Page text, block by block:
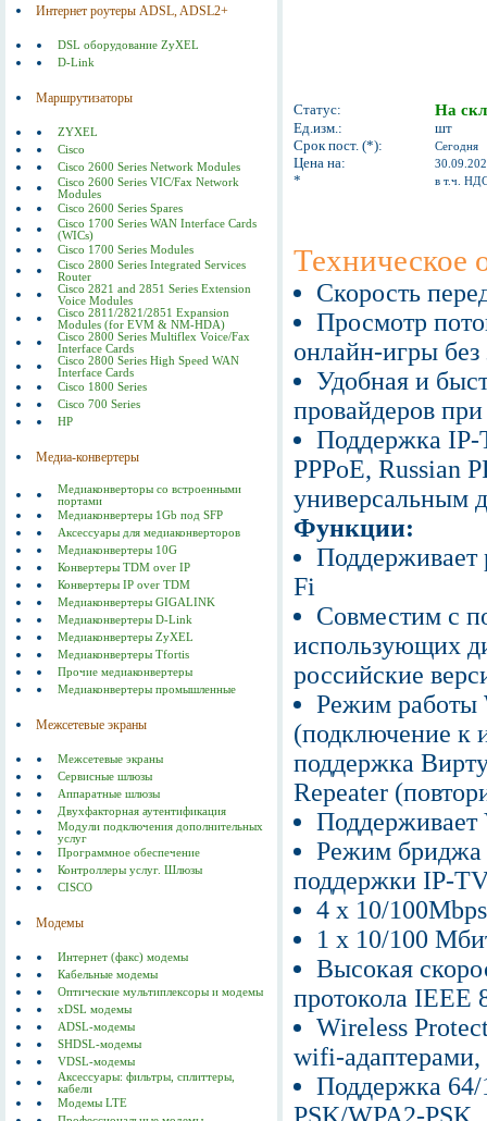
Интернет роутеры ADSL, ADSL2+
DSL оборудование ZyXEL
D-Link
Маршрутизаторы
ZYXEL
Cisco
Cisco 2600 Series Network Modules
Cisco 2600 Series VIC/Fax Network
Modules
Cisco 2600 Series Spares
Cisco 1700 Series WAN Interface Cards
(WICs)
Cisco 1700 Series Modules
Cisco 2800 Series Integrated Services
Router
Cisco 2821 and 2851 Series Extension
Voice Modules
Cisco 2811/2821/2851 Expansion
Modules (for EVM & NM-HDA)
Cisco 2800 Series Multiflex Voice/Fax
Interface Cards
Cisco 2800 Series High Speed WAN
Interface Cards
Cisco 1800 Series
Cisco 700 Series
HP
Медиа-конвертеры
Медиаконверторы со встроенными
портами
Медиаконвертеры 1Gb под SFP
Аксессуары для медиаконверторов
Медиаконвертеры 10G
Конвертеры TDM over IP
Конвертеры IP over TDM
Медиаконвертеры GIGALINK
Медиаконвертеры D-Link
Медиаконвертеры ZyXEL
Медиаконвертеры Tfortis
Прочие медиаконвертеры
Медиаконвертеры промышленные
Межсетевые экраны
Межсетевые экраны
Сервисные шлюзы
Аппаратные шлюзы
Двухфакторная аутентификация
Модули подключения дополнительных
услуг
Программное обеспечение
Контроллеры услуг. Шлюзы
CISCO
Модемы
Интернет (факс) модемы
Кабельные модемы
Оптические мультиплексоры и модемы
xDSL модемы
ADSL-модемы
SHDSL-модемы
VDSL-модемы
Аксессуары: фильтры, сплиттеры,
кабели
Модемы LTE
Статус: На
Ед.изм.:
шт
Срок пост. (*):
Сегодня
Цена на:
* в т.ч.
Техническое
Скорость
Просмотр
онлайн-игры без
Удобная и
провайдеров
Поддержка IP-
PPPoE, Russian
универсальным
Функции:
Fi
Совместим с
использующих
российские
Режим работы
(подключение к
поддержка
Repeater
Режим бриджа
поддержки IP-
4 x 10/
1 x 10/100
Высокая
протокола IEEE
Wireless
wifi-
Поддержка